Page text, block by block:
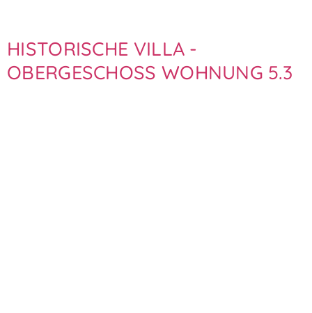
HISTORISCHE VILLA -
OBERGESCHOSS WOHNUNG 5.3